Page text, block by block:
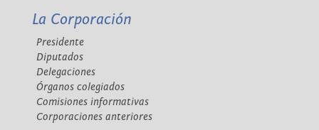
La Corporación
Presidente
Diputados
Delegaciones
Órganos colegiados
Comisiones informativas
Corporaciones anteriores